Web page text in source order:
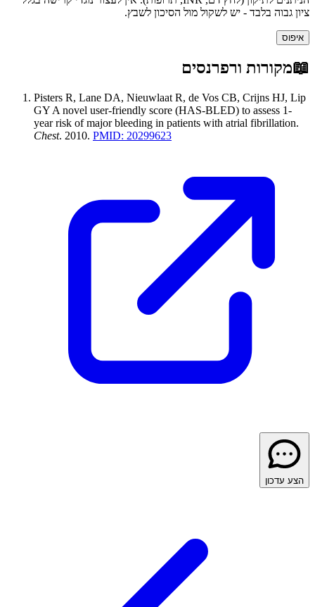
ציון גבוה בלבד - יש לשקול מול הסיכון לשבץ.
איפוס
📖מקורות ורפרנסים
Pisters R, Lane DA, Nieuwlaat R, de Vos CB, Crijns HJ, Lip
GY A novel user-friendly score (HAS-BLED) to assess 1-
year risk of major bleeding in patients with atrial fibrillation.
Chest. 2010. PMID: 20299623
הצע עדכון